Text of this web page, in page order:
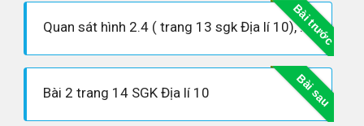
Bài trước
Quan sát hình 2.4 ( trang 13 sgk Địa lí 10), hãy cho biết: Các đối tượng địa lí được biểu hiện bằng những phương pháp nào? Mỗi điếm chấm trên bản đồ tương ứng bao nhiêu người?
Bài sau
Bài 2 trang 14 SGK Địa lí 10